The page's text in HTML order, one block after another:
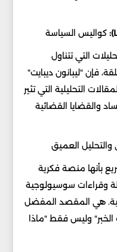
كواليس السياسة
التي تتناول
فإن "ليبانون ديبايت"
التحليلية التي تثير
والقضايا القضائية
والتحليل العميق
بأنها منصة فكرية
وقراءات سوسيولوجية
هي المقصد المفضل
الخبر" وليس فقط "ماذا